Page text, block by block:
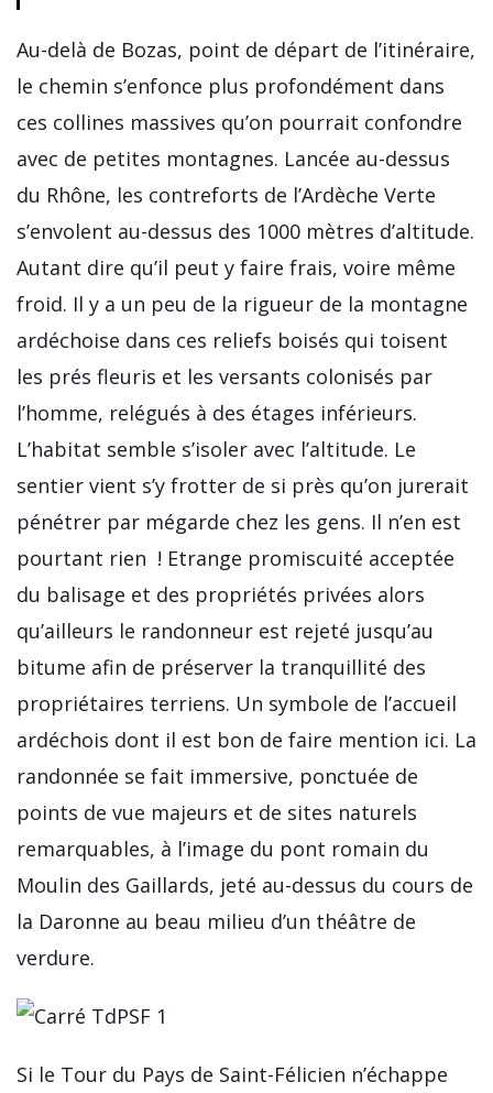
Au-delà de Bozas, point de départ de l’itinéraire,
le chemin s’enfonce plus profondément dans
ces collines massives qu’on pourrait confondre
avec de petites montagnes. Lancée au-dessus
du Rhône, les contreforts de l’Ardèche Verte
s’envolent au-dessus des 1000 mètres d’altitude.
Autant dire qu’il peut y faire frais, voire même
froid. Il y a un peu de la rigueur de la montagne
ardéchoise dans ces reliefs boisés qui toisent
les prés fleuris et les versants colonisés par
l’homme, relégués à des étages inférieurs.
L’habitat semble s’isoler avec l’altitude. Le
sentier vient s’y frotter de si près qu’on jurerait
pénétrer par mégarde chez les gens. Il n’en est
pourtant rien ! Etrange promiscuité acceptée
du balisage et des propriétés privées alors
qu’ailleurs le randonneur est rejeté jusqu’au
bitume afin de préserver la tranquillité des
propriétaires terriens. Un symbole de l’accueil
ardéchois dont il est bon de faire mention ici. La
randonnée se fait immersive, ponctuée de
points de vue majeurs et de sites naturels
remarquables, à l’image du pont romain du
Moulin des Gaillards, jeté au-dessus du cours de
la Daronne au beau milieu d’un théâtre de
verdure.
Si le Tour du Pays de Saint-Félicien n’échappe